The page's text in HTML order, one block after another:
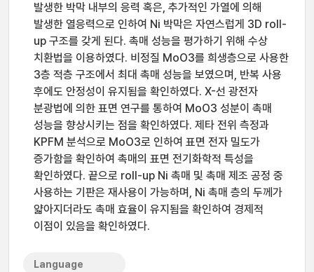
발생한 박막 내부의 응력 혹은, 추가적인 가열에 의해
발생한 열응력으로 인하여 Ni 박막은 자연스럽게 3D roll-
up 구조를 갖게 된다. 촉매 성능을 평가하기 위해 수상
치환법을 이용하였다. 비정질 MoO3를 희생층으로 사용한
3층 적층 구조에서 최대 촉매 성능을 보였으며, 반복 사용
후에도 안정성이 유지됨을 확인하였다. X-선 광전자
분광법에 의한 표면 연구를 통하여 MoO3 성분이 촉매
성능을 향상시키는 점을 확인하였다. 제타 전위 측정과
KPFM 분석으로 MoO3로 인하여 표면 전자 밀도가
증가함을 확인하여 촉매의 표면 전기화학적 특성을
확인하였다. 끝으로 roll-up Ni 촉매 및 촉매 제조 공정 중
사용하는 기판은 재사용이 가능하며, Ni 촉매 층의 두께가
얇아지더라도 촉매 효율이 유지됨을 확인하여 경제적
이점이 있음을 확인하였다.
Language